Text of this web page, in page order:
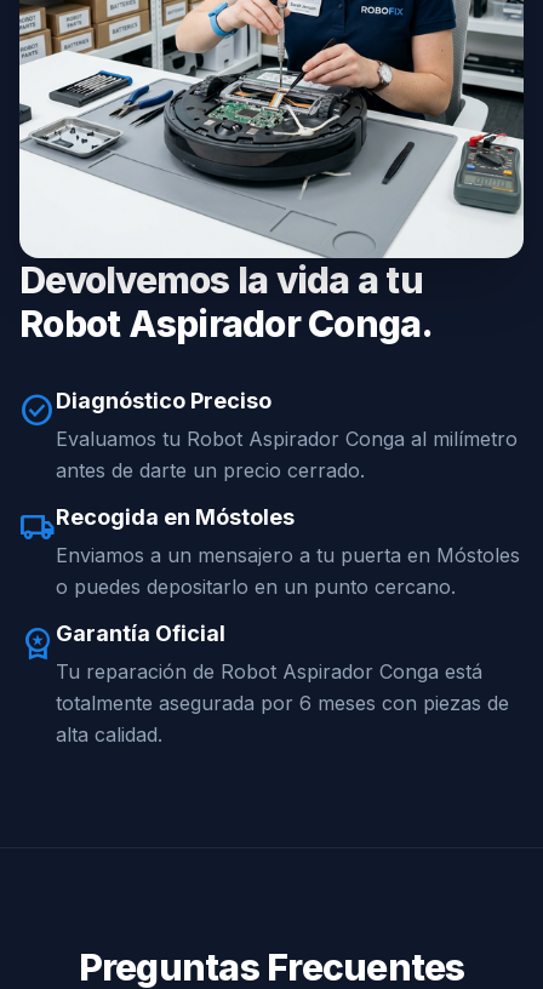
Devolvemos la vida a tu
Robot Aspirador Conga.
check_circleDiagnóstico Preciso
Evaluamos tu Robot Aspirador Conga al milímetro
antes de darte un precio cerrado.
local_shippingRecogida en Móstoles
Enviamos a un mensajero a tu puerta en Móstoles
o puedes depositarlo en un punto cercano.
workspace_premium Garantía Oficial
Tu reparación de Robot Aspirador Conga está
totalmente asegurada por 6 meses con piezas de
alta calidad.
Preguntas Frecuentes